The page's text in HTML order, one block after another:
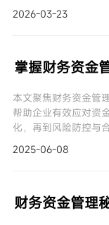
2026-03-23
掌握财务资金
本文聚焦财务资金管
帮助企业有效应对资
化，再到风险防控与
2025-06-08
财务资金管理